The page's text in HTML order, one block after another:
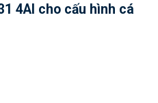
4AI cho cấu hình cá